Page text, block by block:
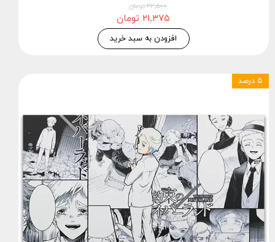
۲۲,۵۰۰ تومان
۲۱,۳۷۵ تومان
افزودن به سبد خرید
۵ درصد